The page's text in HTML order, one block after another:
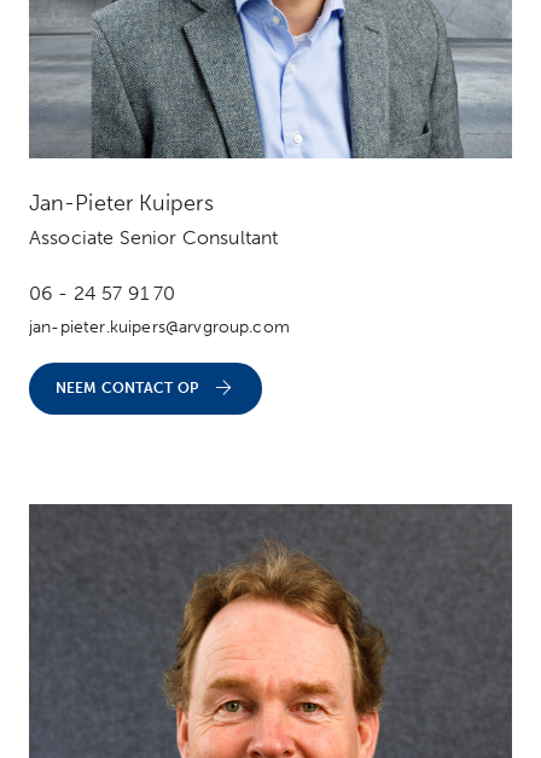
Jan-Pieter Kuipers
Associate Senior Consultant
06 - 24 57 91 70
jan-pieter.kuipers@arvgroup.com
NEEM CONTACT OP